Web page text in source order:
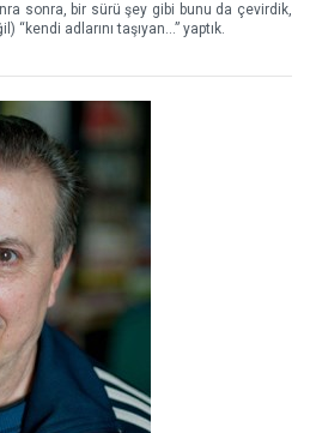
sonra, bir sürü şey gibi bunu da çevirdik,
“kendi adlarını taşıyan…” yaptık.